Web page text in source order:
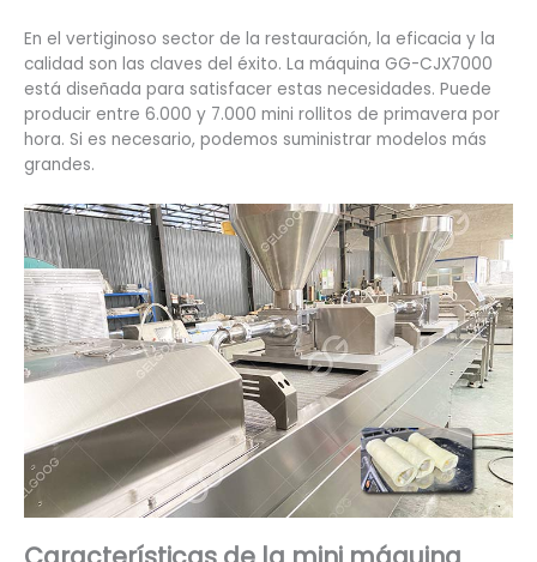
En el vertiginoso sector de la restauración, la eficacia y la
calidad son las claves del éxito. La máquina GG-CJX7000
está diseñada para satisfacer estas necesidades. Puede
producir entre 6.000 y 7.000 mini rollitos de primavera por
hora. Si es necesario, podemos suministrar modelos más
grandes.